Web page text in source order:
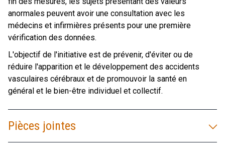
anormales peuvent avoir une consultation avec les
médecins et infirmières présents pour une première
vérification des données.
L'objectif de l'initiative est de prévenir, d'éviter ou de
réduire l'apparition et le développement des accidents
vasculaires cérébraux et de promouvoir la santé en
général et le bien-être individuel et collectif.
Pièces jointes